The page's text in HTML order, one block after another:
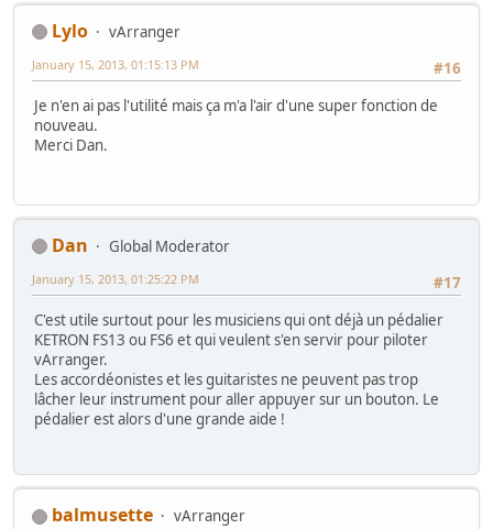
Lylo
vArranger
#16
January 15, 2013, 01:15:13 PM
Je n'en ai pas l'utilité mais ça m'a l'air d'une super fonction de
nouveau.
Merci Dan.
Dan
Global Moderator
#17
January 15, 2013, 01:25:22 PM
C'est utile surtout pour les musiciens qui ont déjà un pédalier
KETRON FS13 ou FS6 et qui veulent s'en servir pour piloter
vArranger.
Les accordéonistes et les guitaristes ne peuvent pas trop
lâcher leur instrument pour aller appuyer sur un bouton. Le
pédalier est alors d'une grande aide !
balmusette
vArranger